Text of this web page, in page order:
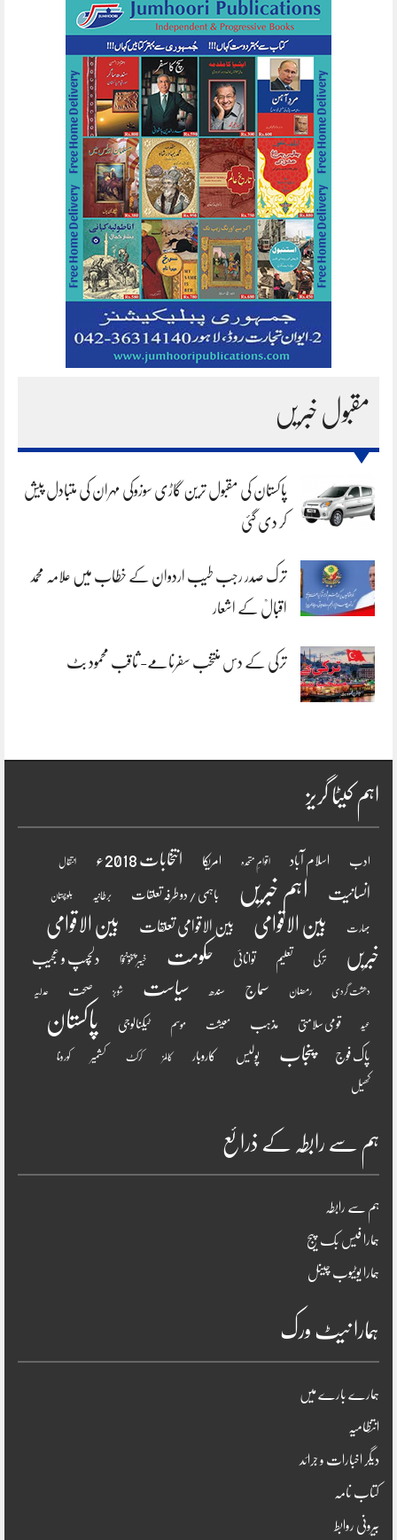
مقبول خبریں
پاکستان کی مقبول ترین گاڑی سوزوکی مہران کی متبادل پیش
کر دی گئی
ترک صدر رجب طیب اردوان کے خطاب میں علامہ محمد
اقبالؒ کے اشعار
ترکی کے دس منتخب سفرنامے- ثاقب محمود بٹ
اہم کیٹا گریز
ادب اسلام آباد اقوامِ متحدہ امریکا انتخابات 2018ء انتقال
انسانیت اہم خبریں باہمی / دو طرفہ تعلقات برطانیہ بلوچستان
بھارت بین الاقوامی بین الاقوامی تعلقات
بین الاقوامی
خبریں
ترکی تعلیم توانائی حکومت خیبر پختونخوا دلچسپ و عجیب
دھشت گردی رمضان سماج سندھ سیاست شوبز صحت عدلیہ
عید قومی سلامتی مذہب معیشت موسم ٹیکنالوجی پاکستان
پاک فوج پنجاب پولیس کاروبار کالمز کرکٹ کشمیر کورونا
کھیل
ہم سے رابطہ کے ذرائع
ہم سے رابطہ
ہمارا فیس بک پیج
ہمارا یوٹیوب چینل
ہمارا نیٹ ورک
ہمارے بارے میں
انتظامیہ
دیگر اخبارات و جرائد
کتاب نامہ
بیرونی روابط